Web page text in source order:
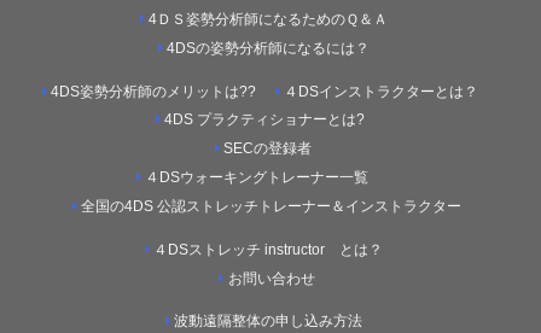
4ＤＳ姿勢分析師になるためのＱ＆Ａ
4DSの姿勢分析師になるには？
4DS姿勢分析師のメリットは??
４DSインストラクターとは？
4DS プラクティショナーとは?
SECの登録者
４DSウォーキングトレーナー一覧
全国の4DS 公認ストレッチトレーナー＆インストラクター
４DSストレッチ instructor とは？
お問い合わせ
波動遠隔整体の申し込み方法